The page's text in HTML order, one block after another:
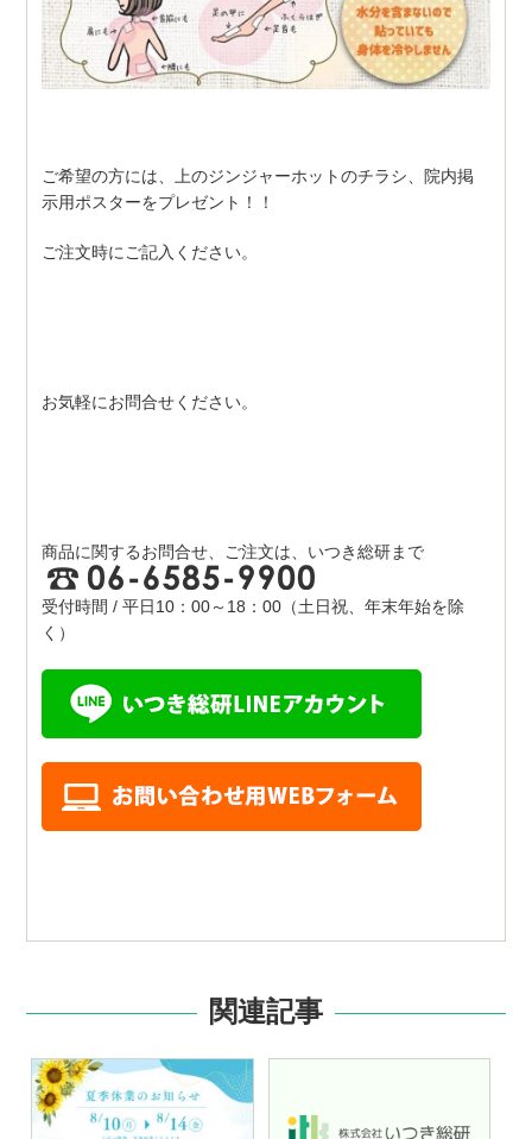
ご希望の方には、上のジンジャーホットのチラシ、院内掲
示用ポスターをプレゼント！！
ご注文時にご記入ください。
お気軽にお問合せください。
商品に関するお問合せ、ご注文は、いつき総研まで
受付時間 / 平日10：00～18：00（土日祝、年末年始を除
く）
関連記事